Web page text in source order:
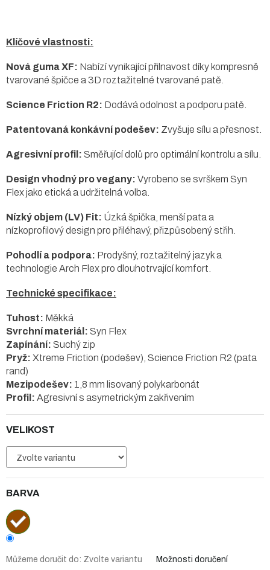
VELIKOST
BARVA
Můžeme doručit do: Zvolte variantu Možnosti doručení
Klíčové vlastnosti:
Nová guma XF: Nabízí vynikající přilnavost díky kompresně
tvarované špičce a 3D roztažitelné tvarované patě.
Science Friction R2: Dodává odolnost a podporu patě.
Patentovaná konkávní podešev: Zvyšuje sílu a přesnost.
Agresivní profil: Směřující dolů pro optimální kontrolu a sílu.
Design vhodný pro vegany: Vyrobeno se svrškem Syn
Flex jako etická a udržitelná volba.
Nízký objem (LV) Fit: Úzká špička, menší pata a
nízkoprofilový design pro přiléhavý, přizpůsobený střih.
Pohodlí a podpora: Prodyšný, roztažitelný jazyk a
technologie Arch Flex pro dlouhotrvající komfort.
Technické specifikace:
Tuhost: Měkká
Svrchní materiál: Syn Flex
Zapínání: Suchý zip
Pryž: Xtreme Friction (podešev), Science Friction R2 (pata
rand)
Mezipodešev: 1,8 mm lisovaný polykarbonát
Profil: Agresivní s asymetrickým zakřivením